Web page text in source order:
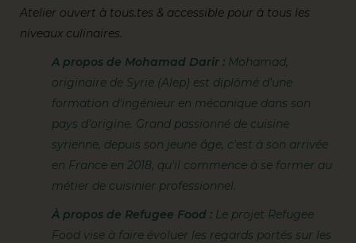
Atelier ouvert à tous.tes & accessible pour à tous les
niveaux culinaires.
A propos de Mohamad Darir : Mohamad,
originaire de Syrie (Alep) est diplômé d'une
formation d'ingénieur en mécanique dans son
pays d'origine. Grand passionné de cuisine
syrienne, depuis son jeune âge, c'est à son arrivée
en France en 2018, qu'il commence à se former au
métier de cuisinier professionnel.
À propos de Refugee Food : Le projet Refugee
Food vise à faire évoluer les regards portés sur les